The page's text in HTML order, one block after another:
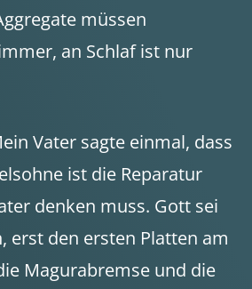
müssen
an Schlaf ist nur
Vater sagte einmal, dass
ist die Reparatur
denken muss. Gott sei
erst den ersten Platten am
Magurabremse und die